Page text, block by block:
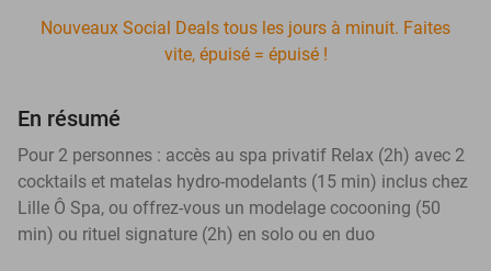
Nouveaux Social Deals tous les jours à minuit. Faites
vite, épuisé = épuisé !
En résumé
Pour 2 personnes : accès au spa privatif Relax (2h) avec 2
cocktails et matelas hydro-modelants (15 min) inclus chez
Lille Ô Spa, ou offrez-vous un modelage cocooning (50
min) ou rituel signature (2h) en solo ou en duo